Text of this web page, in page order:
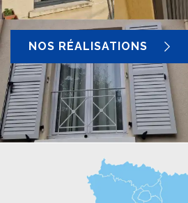
NOS RÉALISATIONS